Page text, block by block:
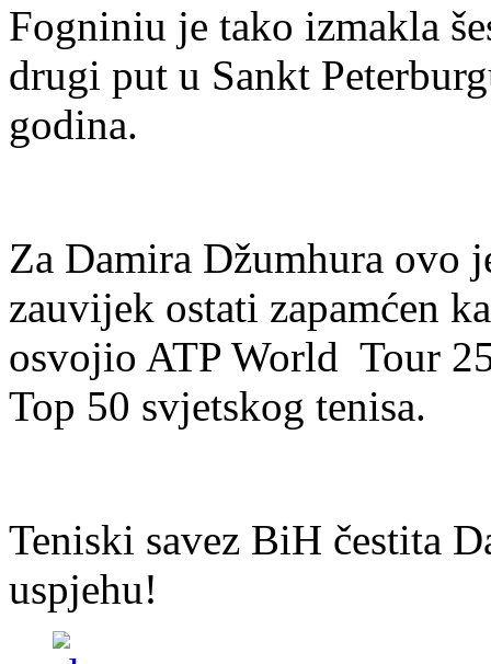
Fogniniu je tako izmakla
drugi put u Sankt
godina.
Za Damira Džumhura ovo
zauvijek ostati zapamćen
osvojio ATP World Tour
Top 50 svjetskog tenisa.
Teniski savez BiH čestita
uspjehu!